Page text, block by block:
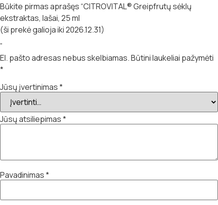
Būkite pirmas aprašęs “CITROVITAL® Greipfrutų sėklų
ekstraktas, lašai, 25 ml
(ši prekė galioja iki 2026.12.31)
”
El. pašto adresas nebus skelbiamas.Būtini laukeliai pažymėti
*
Jūsų įvertinimas*
Jūsų atsiliepimas*
Pavadinimas*